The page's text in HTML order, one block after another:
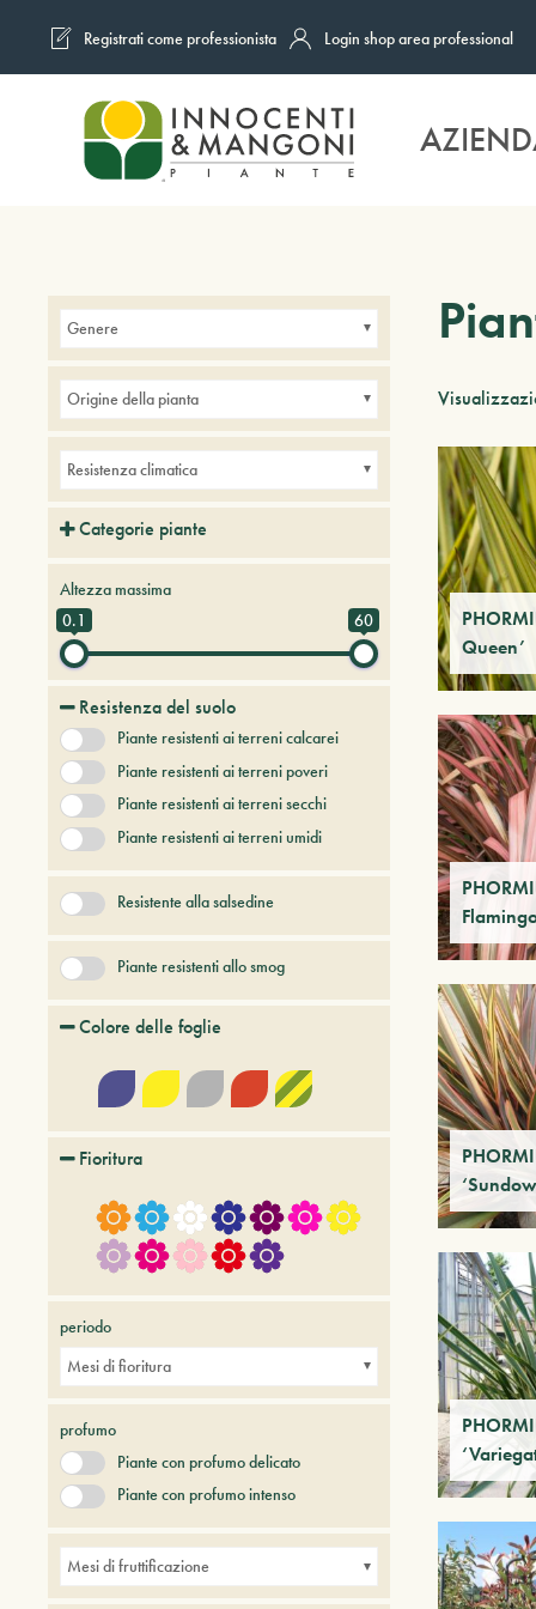
Skip to main content
Registrati come professionista Login shop area professional
Queen’
Genere
Origine della pianta
Resistenza climatica
Categorie piante
Alberi e arbusti a foglia caduca
Alberi e arbusti persistenti
Alberi e piante del futuro
Conifere
+ Show More
Altezza massima
0.1
60
Resistenza del suolo
Piante resistenti ai terreni calcarei
Piante resistenti ai terreni poveri
Piante resistenti ai terreni secchi
Piante resistenti ai terreni umidi
Resistente alla salsedine
Piante resistenti allo smog
Colore delle foglie
Fioritura
periodo
Mesi di fioritura
profumo
Piante con profumo delicato
Piante con profumo intenso
Mesi di fruttificazione